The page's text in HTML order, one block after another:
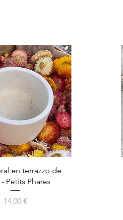
rapide
en terrazzo de
Petits Phares
Prix
14,00 €